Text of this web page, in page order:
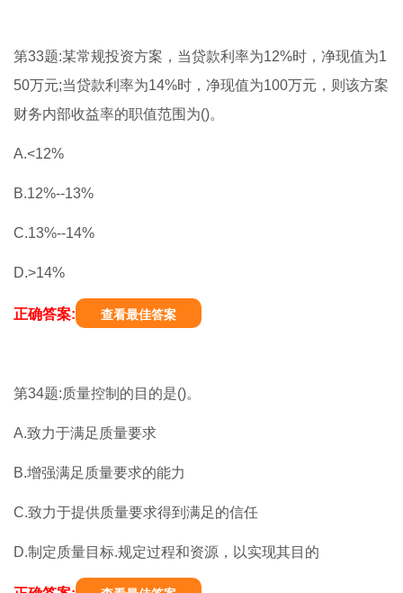
第33题:某常规投资方案，当贷款利率为12%时，净现值为1
50万元;当贷款利率为14%时，净现值为100万元，则该方案
财务内部收益率的职值范围为()。
A.<12%
B.12%--13%
C.13%--14%
D.>14%
正确答案: 查看最佳答案
第34题:质量控制的目的是()。
A.致力于满足质量要求
B.增强满足质量要求的能力
C.致力于提供质量要求得到满足的信任
D.制定质量目标.规定过程和资源，以实现其目的